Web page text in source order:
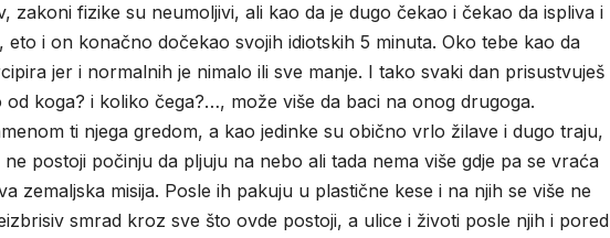
zakoni fizike su neumoljivi, ali kao da je dugo čekao i čekao da ispliva i
eto i on konačno dočekao svojih idiotskih 5 minuta. Oko tebe kao da
jer i normalnih je nimalo ili sve manje. I tako svaki dan prisustvuješ
koga? i koliko čega?…, može više da baci na onog drugoga.
ti njega gredom, a kao jedinke su obično vrlo žilave i dugo traju,
postoji počinju da pljuju na nebo ali tada nema više gdje pa se vraća
zemaljska misija. Posle ih pakuju u plastične kese i na njih se više ne
smrad kroz sve što ovde postoji, a ulice i životi posle njih i pored